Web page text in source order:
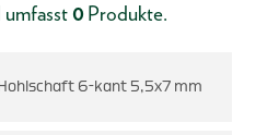
0 Produkte.
6-kant 5,5x7 mm